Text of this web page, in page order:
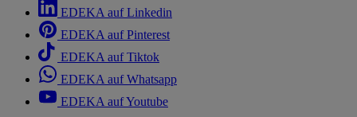
EDEKA auf Linkedin
EDEKA auf Pinterest
EDEKA auf Tiktok
EDEKA auf Whatsapp
EDEKA auf Youtube